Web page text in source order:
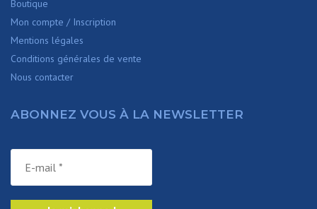
Boutique
Mon compte / Inscription
Mentions légales
Conditions générales de vente
Nous contacter
ABONNEZ VOUS À LA NEWSLETTER